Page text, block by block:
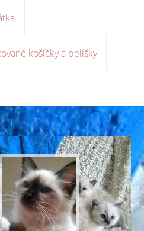
košíčky a pelíšky